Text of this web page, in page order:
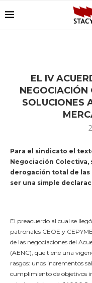
EL IV
SOLUCIONES
Para el sindicato el
Negociación Colectiva,
derogación total de las
ser una simple
El preacuerdo al cual se
patronales CEOE y
de las negociaciones del
(AENC), que tiene una
rasgos: unos incrementos
cumplimiento de objetivos